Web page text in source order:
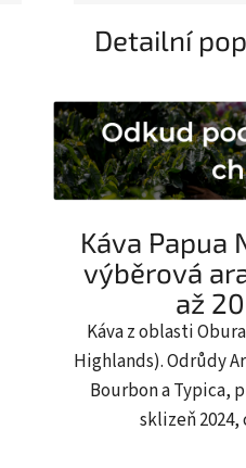
Detailní
Káva Papua
výběrová
až
Káva z oblasti
Highlands). Odrůdy
Bourbon a Typica,
sklizeň 2024,